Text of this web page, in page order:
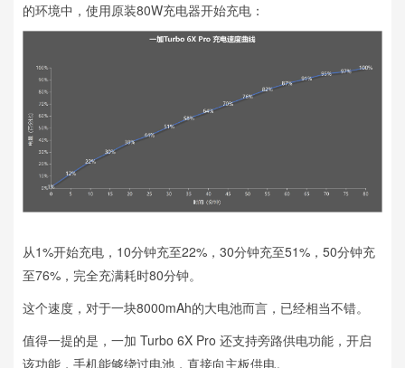
的环境中，使用原装80W充电器开始充电：
从1%开始充电，10分钟充至22%，30分钟充至51%，50分钟充
至76%，完全充满耗时80分钟。
这个速度，对于一块8000mAh的大电池而言，已经相当不错。
值得一提的是，一加 Turbo 6X Pro 还支持旁路供电功能，开启
该功能，手机能够绕过电池，直接向主板供电。